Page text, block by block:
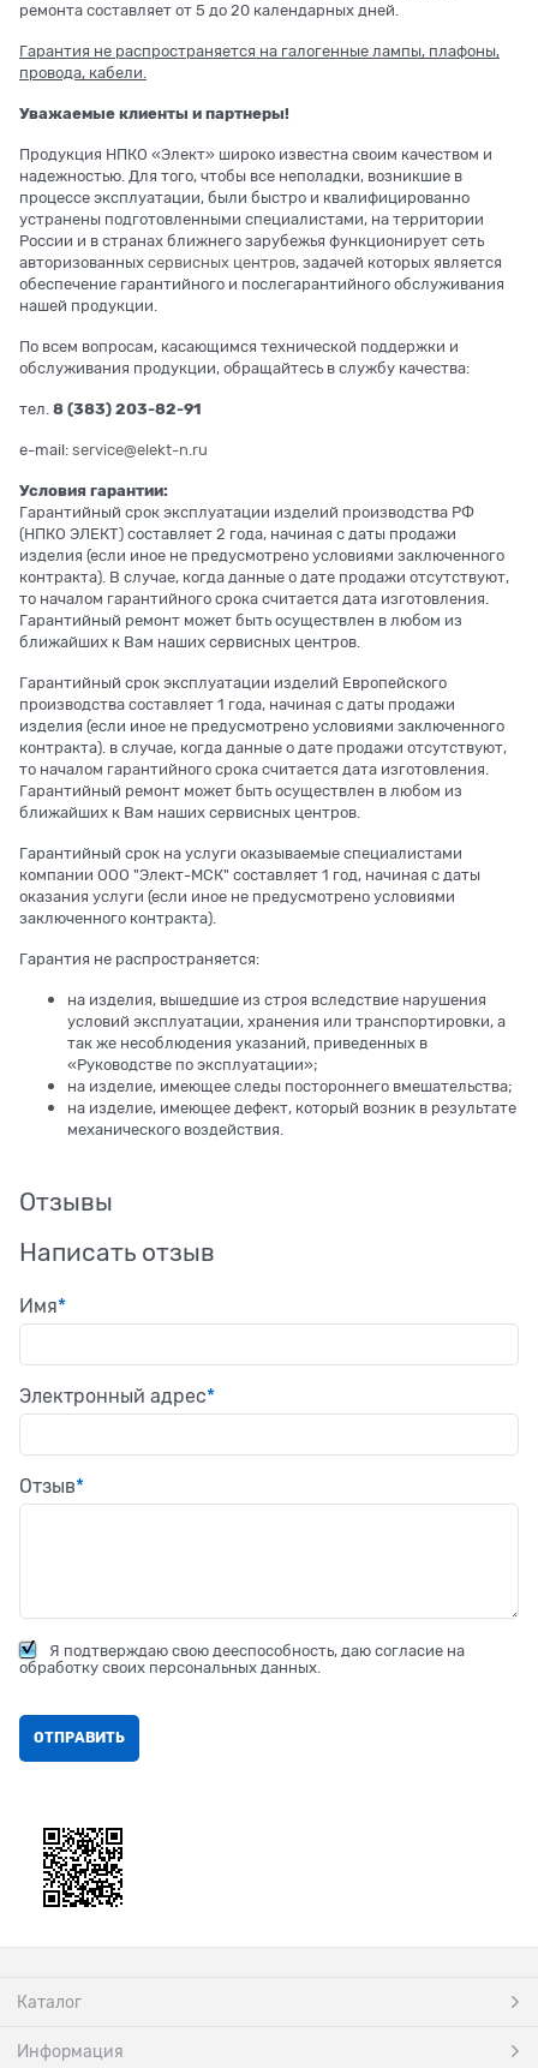
ремонта составляет от 5 до 20 календарных дней.
Гарантия не распространяется на галогенные лампы, плафоны,
провода, кабели.
Уважаемые клиенты и партнеры!
Продукция НПКО «Элект» широко известна своим качеством и
надежностью. Для того, чтобы все неполадки, возникшие в
процессе эксплуатации, были быстро и квалифицированно
устранены подготовленными специалистами, на территории
России и в странах ближнего зарубежья функционирует сеть
авторизованных сервисных центров, задачей которых является
обеспечение гарантийного и послегарантийного обслуживания
нашей продукции.
По всем вопросам, касающимся технической поддержки и
обслуживания продукции, обращайтесь в службу качества:
тел. 8 (383) 203-82-91
e-mail: service@elekt-n.ru
Условия гарантии:
Гарантийный срок эксплуатации изделий производства РФ
(НПКО ЭЛЕКТ) составляет 2 года, начиная с даты продажи
изделия (если иное не предусмотрено условиями заключенного
контракта). В случае, когда данные о дате продажи отсутствуют,
то началом гарантийного срока считается дата изготовления.
Гарантийный ремонт может быть осуществлен в любом из
ближайших к Вам наших сервисных центров.
Гарантийный срок эксплуатации изделий Европейского
производства составляет 1 года, начиная с даты продажи
изделия (если иное не предусмотрено условиями заключенного
контракта). в случае, когда данные о дате продажи отсутствуют,
то началом гарантийного срока считается дата изготовления.
Гарантийный ремонт может быть осуществлен в любом из
ближайших к Вам наших сервисных центров.
Гарантийный срок на услуги оказываемые специалистами
компании ООО "Элект-МСК" составляет 1 год, начиная с даты
оказания услуги (если иное не предусмотрено условиями
заключенного контракта).
Гарантия не распространяется:
на изделия, вышедшие из строя вследствие нарушения
условий эксплуатации, хранения или транспортировки, а
так же несоблюдения указаний, приведенных в
«Руководстве по эксплуатации»;
на изделие, имеющее следы постороннего вмешательства;
на изделие, имеющее дефект, который возник в результате
механического воздействия.
Отзывы
Написать отзыв
Имя
Электронный адрес
Отзыв
Я подтверждаю свою дееспособность, даю согласие на
обработку своих персональных данных.
Каталог
Информация